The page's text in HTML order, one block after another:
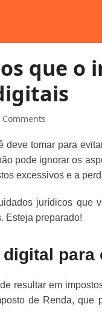
que
Comments
deve tomar para
pode ignorar os
excessivos e a
jurídicos que
Esteja preparado!
resultar em
de Renda,